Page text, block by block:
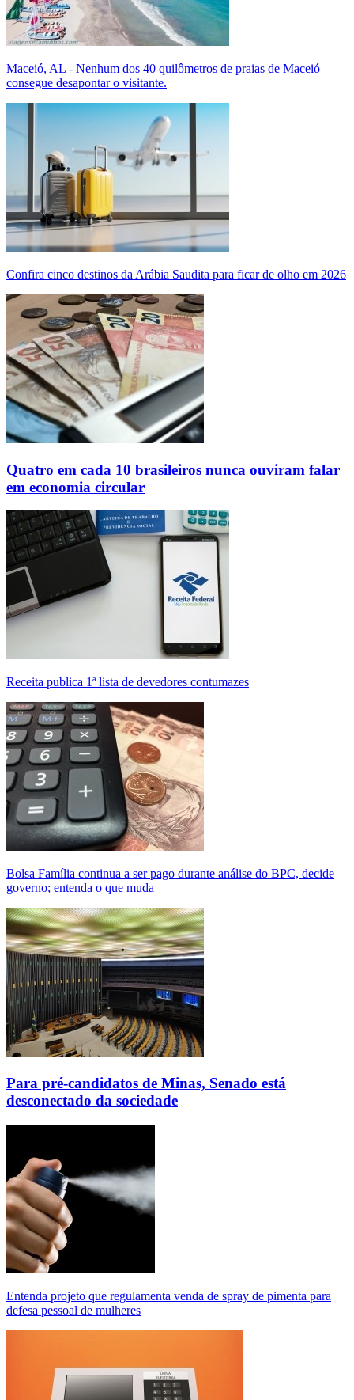
Maceió, AL - Nenhum dos 40 quilômetros de praias de Maceió
consegue desapontar o visitante.
Confira cinco destinos da Arábia Saudita para ficar de olho em 2026
Quatro em cada 10 brasileiros nunca ouviram falar
em economia circular
Receita publica 1ª lista de devedores contumazes
Bolsa Família continua a ser pago durante análise do BPC, decide
governo; entenda o que muda
Para pré-candidatos de Minas, Senado está
desconectado da sociedade
Entenda projeto que regulamenta venda de spray de pimenta para
defesa pessoal de mulheres